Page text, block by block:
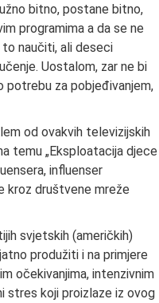
bitno, postane bitno,
programima a da se ne
naučiti, ali deseci
Uostalom, zar ne bi
potrebu za pobjeđivanjem,
od ovakvih televizijskih
temu „Eksploatacija djece
influenser
kroz društvene mreže
svjetskih (američkih)
produžiti i na primjere
očekivanjima, intenzivnim
stres koji proizlaze iz ovog